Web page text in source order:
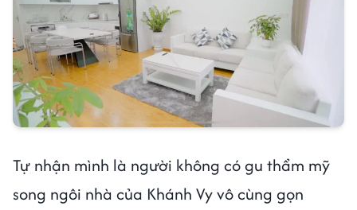
Tự nhận mình là người không có gu thẩm mỹ
song ngôi nhà của Khánh Vy vô cùng gọn